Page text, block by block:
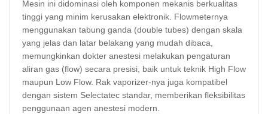
Mesin ini didominasi oleh komponen mekanis berkualitas
tinggi yang minim kerusakan elektronik. Flowmeternya
menggunakan tabung ganda (double tubes) dengan skala
yang jelas dan latar belakang yang mudah dibaca,
memungkinkan dokter anestesi melakukan pengaturan
aliran gas (flow) secara presisi, baik untuk teknik High Flow
maupun Low Flow. Rak vaporizer-nya juga kompatibel
dengan sistem Selectatec standar, memberikan fleksibilitas
penggunaan agen anestesi modern.